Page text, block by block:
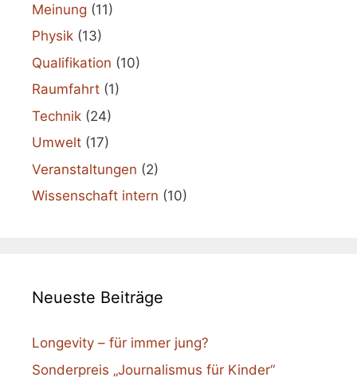
Meinung (11)
Physik (13)
Qualifikation (10)
Raumfahrt (1)
Technik (24)
Umwelt (17)
Veranstaltungen (2)
Wissenschaft intern (10)
Neueste Beiträge
Longevity – für immer jung?
Sonderpreis „Journalismus für Kinder“